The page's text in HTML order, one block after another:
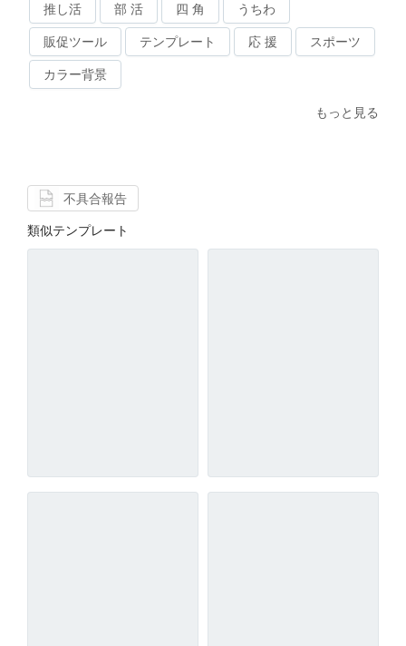
推し活 部 活 四 角 うちわ
販促ツール テンプレート 応 援 スポーツ
カラー背景
もっと見る
不具合報告
類似テンプレート